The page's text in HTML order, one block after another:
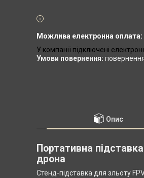
У компанії підключені
Опис
Портативна
дрона
Стенд-підставка для зльоту